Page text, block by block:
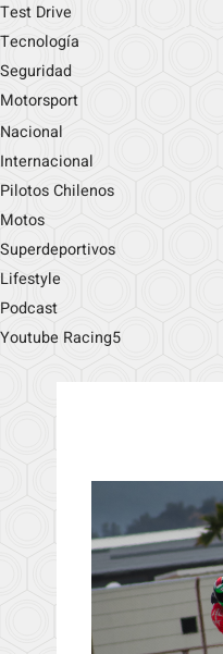
Test Drive
Tecnología
Seguridad
Motorsport
Nacional
Internacional
Pilotos Chilenos
Motos
Superdeportivos
Lifestyle
Podcast
Youtube Racing5